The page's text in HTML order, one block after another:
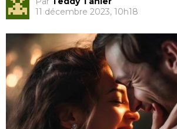
11 décembre 2023, 10h18